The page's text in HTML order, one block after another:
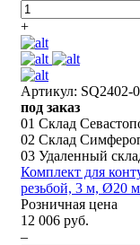
+
Артикул: SQ2402-
под заказ
01 Склад
02 Склад
03 Удаленный
Комплект для
резьбой, 3 м, Ø20
Розничная цена
12 006 руб.
–